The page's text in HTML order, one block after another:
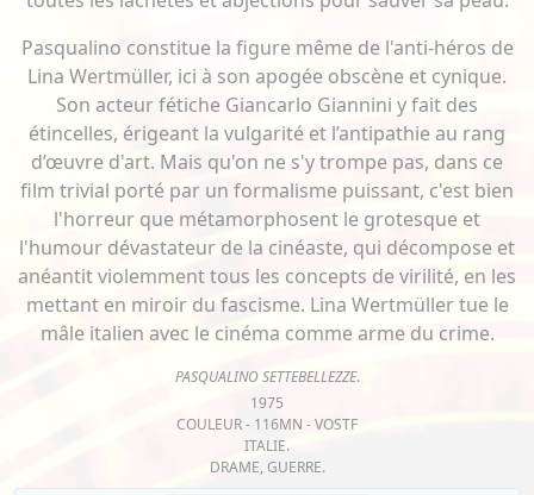
Pasqualino constitue la figure même de l'anti-héros de
Lina Wertmüller, ici à son apogée obscène et cynique.
Son acteur fétiche Giancarlo Giannini y fait des
étincelles, érigeant la vulgarité et l’antipathie au rang
d’œuvre d'art. Mais qu'on ne s'y trompe pas, dans ce
film trivial porté par un formalisme puissant, c'est bien
l'horreur que métamorphosent le grotesque et
l'humour dévastateur de la cinéaste, qui décompose et
anéantit violemment tous les concepts de virilité, en les
mettant en miroir du fascisme. Lina Wertmüller tue le
mâle italien avec le cinéma comme arme du crime.
PASQUALINO SETTEBELLEZZE.
1975
COULEUR - 116MN - VOSTF
ITALIE.
DRAME, GUERRE.